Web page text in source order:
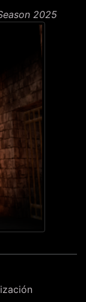
2025